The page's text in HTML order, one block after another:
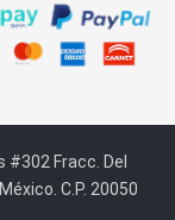
Fracc. Del
C.P. 20050